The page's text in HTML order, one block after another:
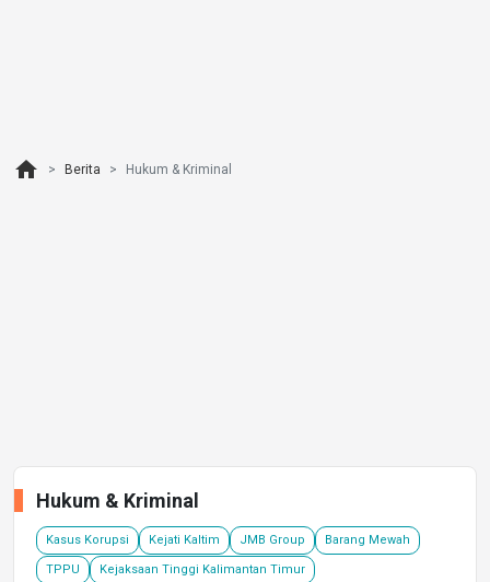
home Berita Hukum & Kriminal
Hukum & Kriminal
Kasus Korupsi Kejati Kaltim JMB Group Barang Mewah
TPPU Kejaksaan Tinggi Kalimantan Timur